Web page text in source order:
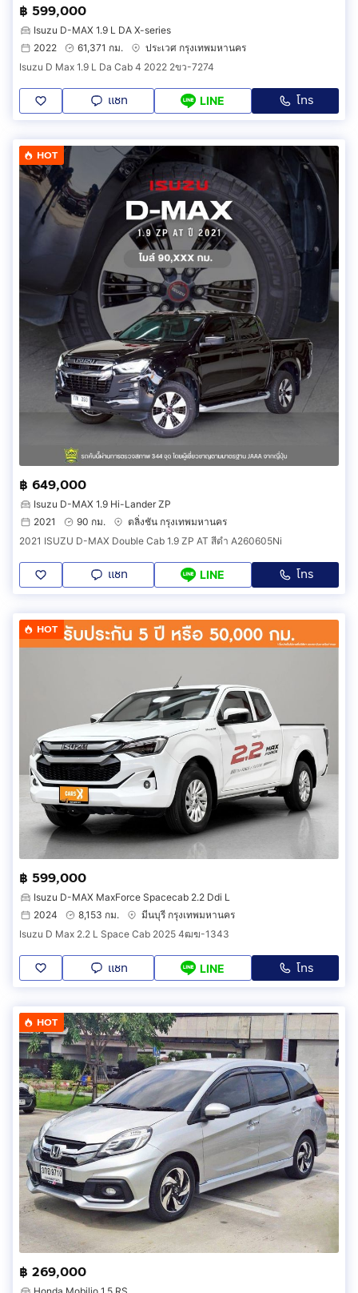
฿ 599,000
Isuzu D-MAX 1.9 L DA X-series
2022
61,371 กม.
ประเวศ กรุงเทพมหานคร
Isuzu D Max 1.9 L Da Cab 4 2022 2ขว-7274
แชท LINE โทร
HOT
฿ 649,000
Isuzu D-MAX 1.9 Hi-Lander ZP
2021
90 กม.
ตลิ่งชัน กรุงเทพมหานคร
2021 ISUZU D-MAX Double Cab 1.9 ZP AT สีดำ A260605Ni
แชท LINE โทร
HOT
฿ 599,000
Isuzu D-MAX MaxForce Spacecab 2.2 Ddi L
2024
8,153 กม.
มีนบุรี กรุงเทพมหานคร
Isuzu D Max 2.2 L Space Cab 2025 4ฒฆ-1343
แชท LINE โทร
HOT
฿ 269,000